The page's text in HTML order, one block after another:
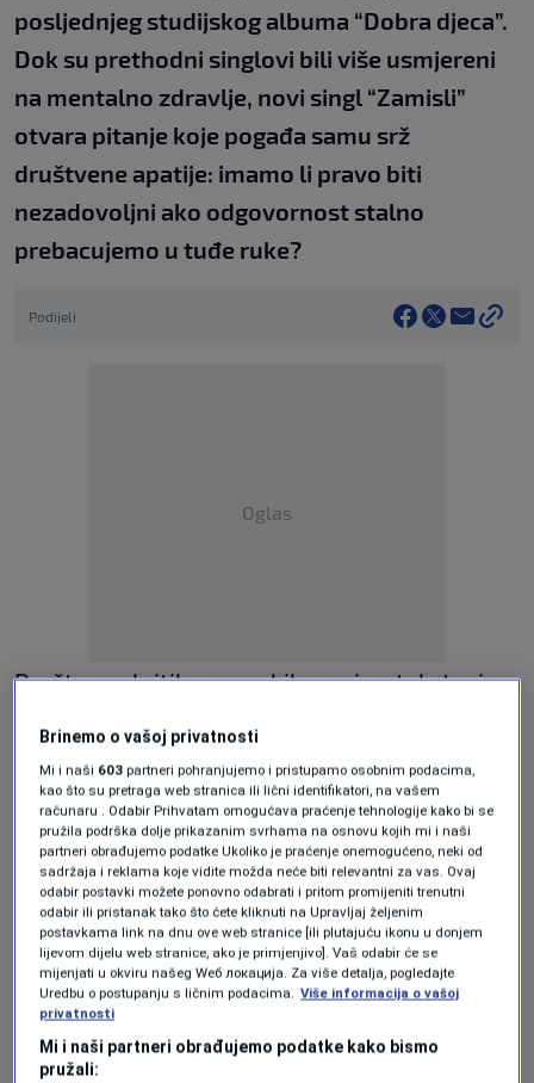
posljednjeg studijskog albuma “Dobra djeca”.
Dok su prethodni singlovi bili više usmjereni
na mentalno zdravlje, novi singl “Zamisli”
otvara pitanje koje pogađa samu srž
društvene apatije: imamo li pravo biti
nezadovoljni ako odgovornost stalno
prebacujemo u tuđe ruke?
Podijeli
Oglas
Društvena kritika nezaobilazna je u tekstovima
razigrana melodija i plesni aranžman pjesmi
daju novu dimenziju. Dok sirene za uzbunu
otvaraju spot, plesni ritam postaje gotovo
paradoksalan soundtrack društva koje je
naučilo živjeti usred stalnih kriza. Katastrofa
više nije izvanredno stanje – postala je
pozadina svakodnevice.
No “Zamisli” ne ostaje samo na kritici apatije.
Brinemo o vašoj privatnosti
Mi i naši 603 partneri pohranjujemo i pristupamo osobnim podacima,
kao što su pretraga web stranica ili lični identifikatori, na vašem
računaru . Odabir Prihvatam omogućava praćenje tehnologije kako bi se
pružila podrška dolje prikazanim svrhama na osnovu kojih mi i naši
partneri obrađujemo podatke Ukoliko je praćenje onemogućeno, neki od
sadržaja i reklama koje vidite možda neće biti relevantni za vas. Ovaj
odabir postavki možete ponovno odabrati i pritom promijeniti trenutni
odabir ili pristanak tako što ćete kliknuti na Upravljaj željenim
postavkama link na dnu ove web stranice [ili plutajuću ikonu u donjem
lijevom dijelu web stranice, ako je primjenjivo]. Vaš odabir će se
mijenjati u okviru našeg Wеб локација. Za više detalja, pogledajte
Uredbu o postupanju s ličnim podacima. Više informacija o vašoj
privatnosti
Mi i naši partneri obrađujemo podatke kako bismo
pružali: